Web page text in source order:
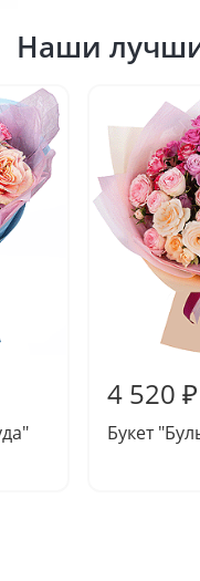
Наши
4 520 ₽
Букет